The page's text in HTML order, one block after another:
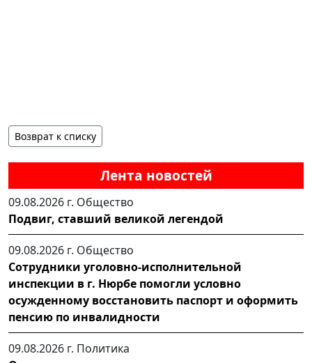
Лента новостей
09.08.2026 г. Общество
Подвиг, ставший великой легендой
09.08.2026 г. Общество
Сотрудники уголовно-исполнительной
инспекции в г. Нюрбе помогли условно
осужденному восстановить паспорт и оформить
пенсию по инвалидности
09.08.2026 г. Политика
Возврат к списку